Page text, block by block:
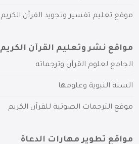
موقع تعليم تفسير وتجويد القرآن الكريم
مواقع نشر وتعليم القرآن الكريم
الجامع لعلوم القرآن وترجماته
السنة النبوية وعلومها
موقع الترجمات الصوتية للقرآن الكريم
مواقع تطوير مهارات الدعاة